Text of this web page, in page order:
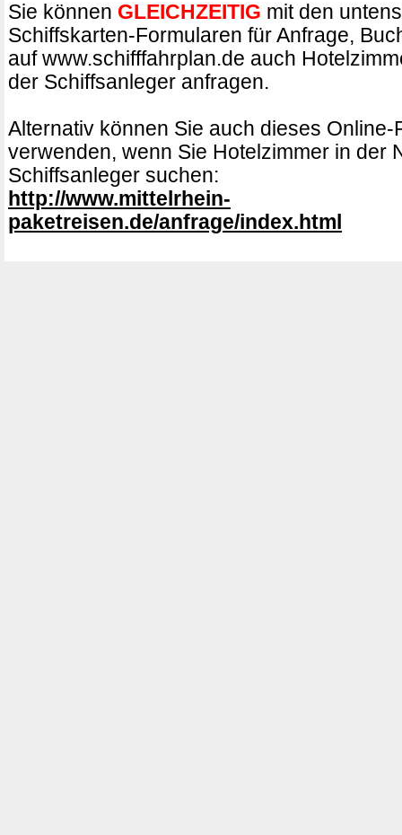
Sie können GLEICHZEITIG mit den
Schiffskarten-Formularen für Anfrage,
auf www.schifffahrplan.de auch
der Schiffsanleger anfragen.
Alternativ können Sie auch dieses Online-
verwenden, wenn Sie Hotelzimmer in der
Schiffsanleger suchen:
http://www.mittelrhein-
paketreisen.de/anfrage/index.html